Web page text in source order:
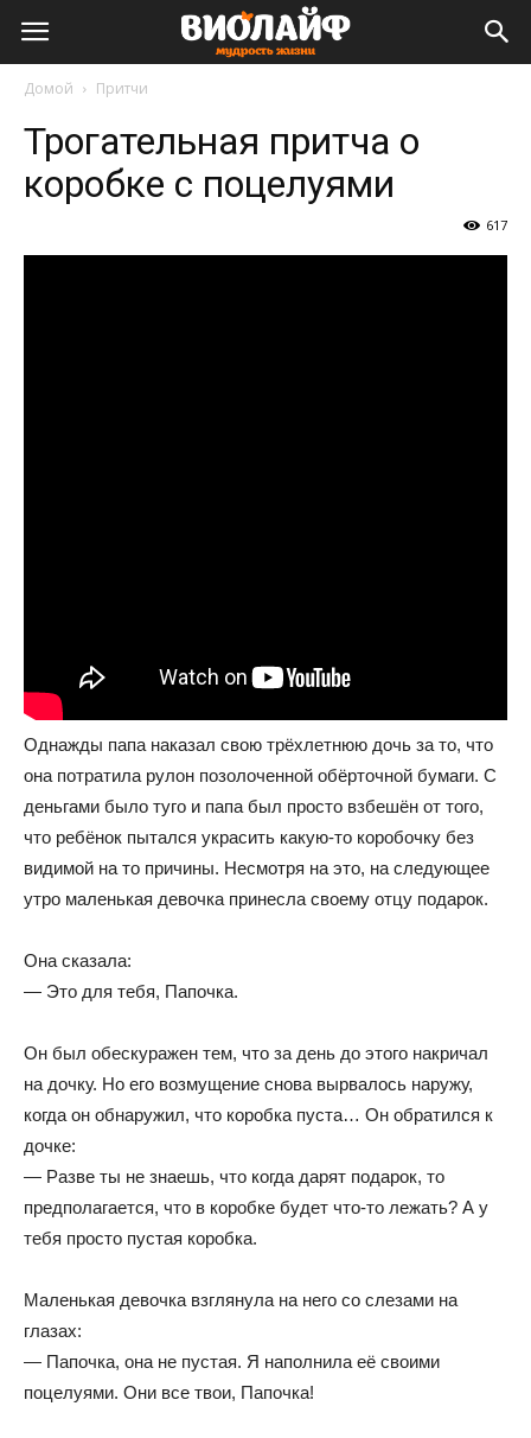
Виолайф
Домой Притчи
Трогательная притча о
коробке с поцелуями
617
Однажды папа наказал свою трёхлетнюю дочь за то, что
она потратила рулон позолоченной обёрточной бумаги. С
деньгами было туго и папа был просто взбешён от того,
что ребёнок пытался украсить какую-то коробочку без
видимой на то причины. Несмотря на это, на следующее
утро маленькая девочка принесла своему отцу подарок.
Она сказала:
— Это для тебя, Папочка.
Он был обескуражен тем, что за день до этого накричал
на дочку. Но его возмущение снова вырвалось наружу,
когда он обнаружил, что коробка пуста… Он обратился к
дочке:
— Разве ты не знаешь, что когда дарят подарок, то
предполагается, что в коробке будет что-то лежать? А у
тебя просто пустая коробка.
Маленькая девочка взглянула на него со слезами на
глазах:
— Папочка, она не пустая. Я наполнила её своими
поцелуями. Они все твои, Папочка!